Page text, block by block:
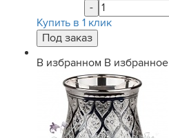
-
Купить в 1 клик
В избранном В избранное